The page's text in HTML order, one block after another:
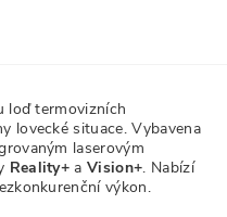
loď termovizních
lovecké situace. Vybavena
laserovým
Reality+ aVision+. Nabízí
výkon.